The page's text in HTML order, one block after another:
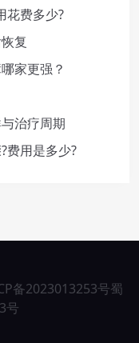
花费多少?
复
家更强？
治疗周期
费用是多少?
备2023013253号蜀
号